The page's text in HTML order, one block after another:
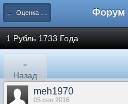
← Оценка монет царской России
1 Рубль 1733 Года
«
Назад
meh1970
05 сен 2016